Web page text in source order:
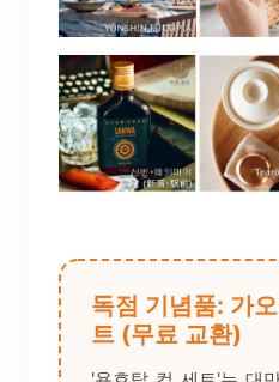
독점 기념품: 가
트 (무료 교환)